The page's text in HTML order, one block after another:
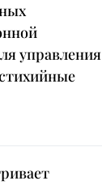
управления